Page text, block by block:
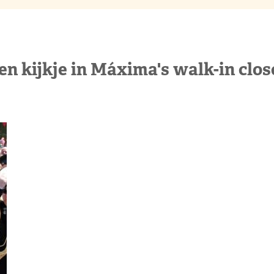
kijkje in Máxima's walk-in